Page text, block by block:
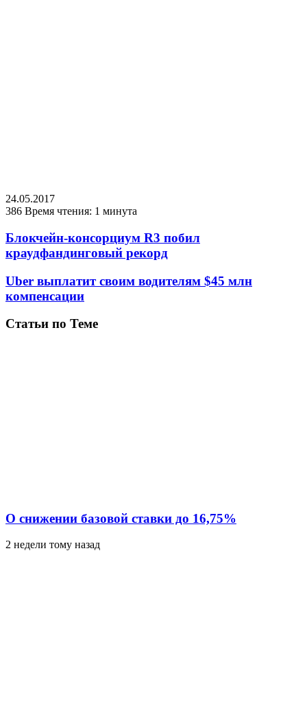
24.05.2017
386 Время чтения: 1 минута
Блокчейн-консорциум R3 побил
краудфандинговый рекорд
Uber выплатит своим водителям $45 млн
компенсации
Статьи по Теме
О снижении базовой ставки до 16,75%
2 недели тому назад